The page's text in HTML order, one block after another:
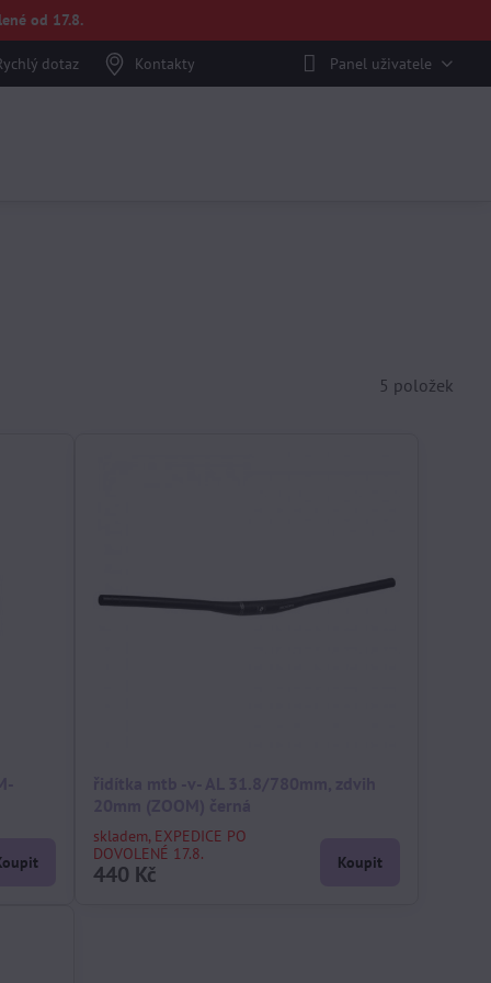
od 17.8.
dotaz Kontakty Panel uživatele
5 položek
skladem, EXPEDICE PO
DOVOLENÉ 17.8.
440 Kč Koupit